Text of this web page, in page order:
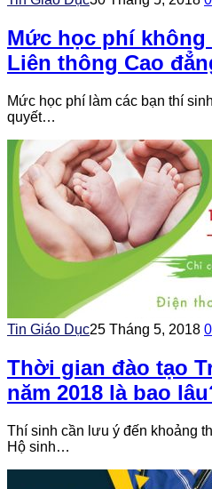
Mức học phí
Liên thông Cao
Mức học phí làm các bạn thí
quyết…
Tin Giáo Dục25 Tháng 5, 2018 0
Thời gian đào tạo
năm 2018 là bao
Thí sinh cần lưu ý đến khoảng
Hộ sinh…